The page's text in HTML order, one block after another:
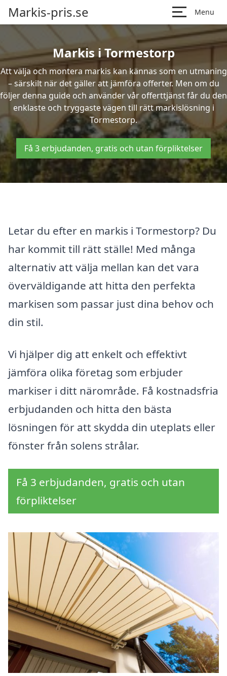
Markis-pris.se Menu
Markis i Tormestorp
Att välja och montera markis kan kännas som en utmaning
– särskilt när det gäller att jämföra offerter. Men om du
följer denna guide och använder vår offerttjänst får du den
enklaste och tryggaste vägen till rätt markislösning i
Tormestorp.
Få 3 erbjudanden, gratis och utan förpliktelser
Letar du efter en markis i Tormestorp? Du
har kommit till rätt ställe! Med många
alternativ att välja mellan kan det vara
överväldigande att hitta den perfekta
markisen som passar just dina behov och
din stil.
Vi hjälper dig att enkelt och effektivt
jämföra olika företag som erbjuder
markiser i ditt närområde. Få kostnadsfria
erbjudanden och hitta den bästa
lösningen för att skydda din uteplats eller
fönster från solens strålar.
Få 3 erbjudanden, gratis och utan
förpliktelser